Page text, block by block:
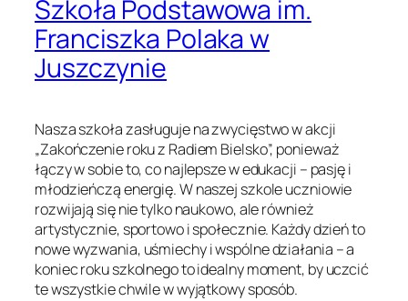
Szkoła Podstawowa im.
Franciszka Polaka w
Juszczynie
Nasza szkoła zasługuje na zwycięstwo w akcji
„Zakończenie roku z Radiem Bielsko”, ponieważ
łączy w sobie to, co najlepsze w edukacji – pasję i
młodzieńczą energię. W naszej szkole uczniowie
rozwijają się nie tylko naukowo, ale również
artystycznie, sportowo i społecznie. Każdy dzień to
nowe wyzwania, uśmiechy i wspólne działania – a
koniec roku szkolnego to idealny moment, by uczcić
te wszystkie chwile w wyjątkowy sposób.